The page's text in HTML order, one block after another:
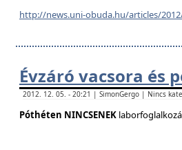
http://news.uni-obuda.hu/articles/
Évzáró vacsora és
2012. 12. 05. - 20:21 | SimonGergo | Nincs
Póthéten NINCSENEK